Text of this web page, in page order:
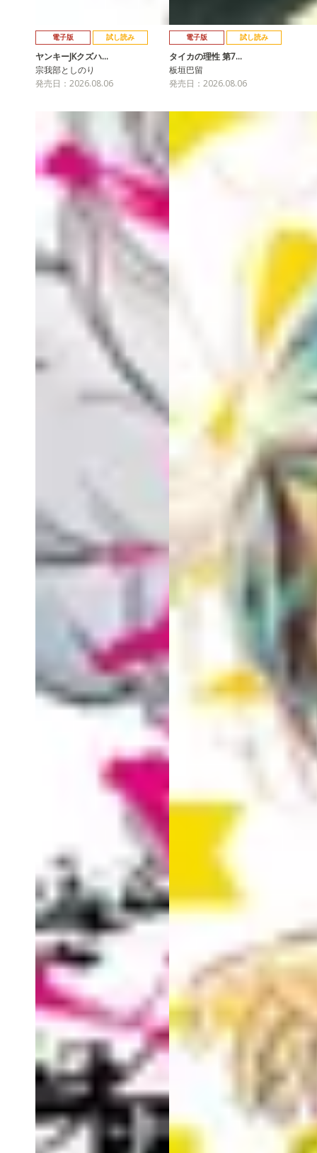
電子版 試し読み
ヤンキーJKクズハ…
宗我部としのり
発売日：2026.08.06
電子版 試し読み
タイカの理性 第7…
板垣巴留
発売日：2026.08.06